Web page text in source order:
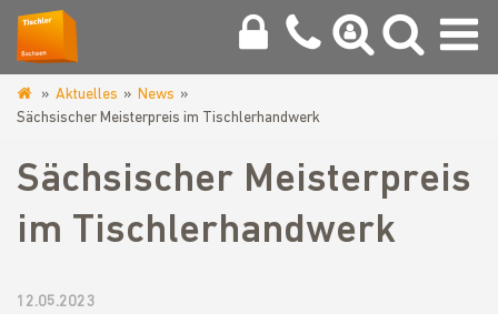
www.tischlerinnung-
Aktuelles
News
Sächsischer Meisterpreis im Tischlerhandwerk
Sächsischer Meisterpreis
im Tischlerhandwerk
12.05.2023